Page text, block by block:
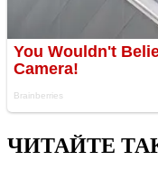
ЧИТАЙТЕ